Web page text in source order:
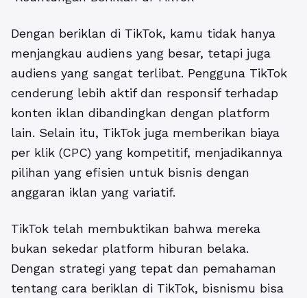
Dengan beriklan di TikTok, kamu tidak hanya
menjangkau audiens yang besar, tetapi juga
audiens yang sangat terlibat. Pengguna TikTok
cenderung lebih aktif dan responsif terhadap
konten iklan dibandingkan dengan platform
lain. Selain itu, TikTok juga memberikan biaya
per klik (CPC) yang kompetitif, menjadikannya
pilihan yang efisien untuk bisnis dengan
anggaran iklan yang variatif.
TikTok telah membuktikan bahwa mereka
bukan sekedar platform hiburan belaka.
Dengan strategi yang tepat dan pemahaman
tentang cara beriklan di TikTok, bisnismu bisa